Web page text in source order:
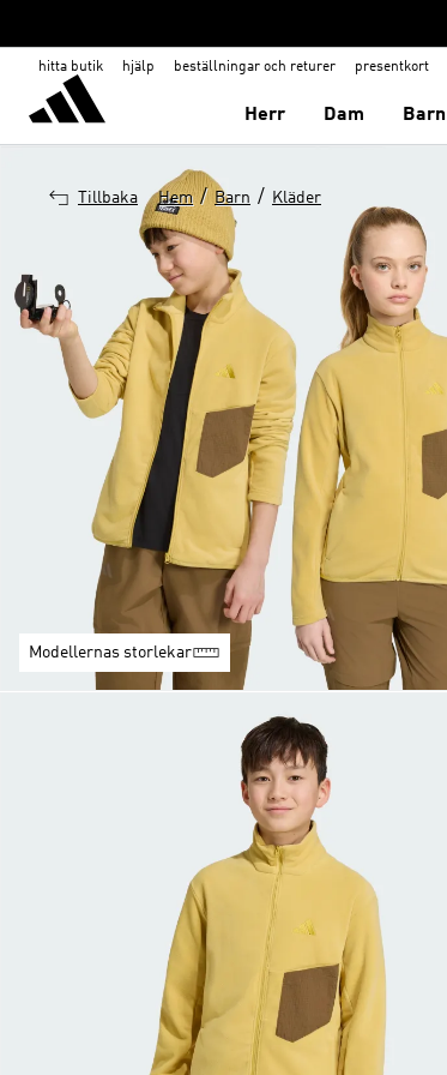
hitta butik hjälp beställningar och returer presentkort
Herr Dam Barn
Tillbaka Hem / Barn / Kläder
Modellernas storlekar